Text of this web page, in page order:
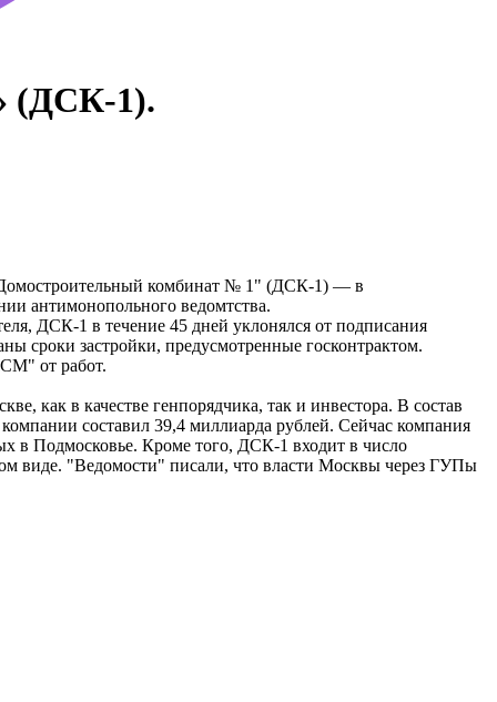
(ДСК-1).
комбинат № 1" (ДСК-1) — в
антимонопольного ведомтства.
ДСК-1 в течение 45 дней уклонялся от подписания
сроки застройки, предусмотренные госконтрактом.
от работ.
как в качестве генпорядчика, так и инвестора. В состав
составил 39,4 миллиарда рублей. Сейчас компания
в Подмосковье. Кроме того, ДСК-1 входит в число
виде. "Ведомости" писали, что власти Москвы через ГУПы